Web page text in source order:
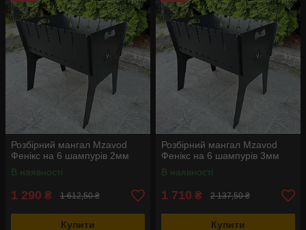
Розбірний мангал Mzavod
Фенікс на 6 шампурів 2мм
В наявності
1 290 ₴ 1 612,50 ₴
Купити
Розбірний мангал Mzavod
Фенікс на 6 шампурів 3мм
В наявності
1 710 ₴ 2 137,50 ₴
Купити